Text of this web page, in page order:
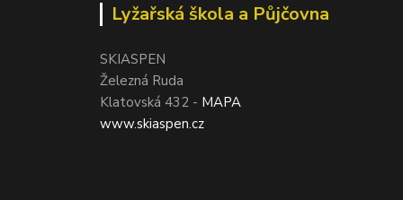
Lyžařská škola a Půjčovna
SKIASPEN
Železná Ruda
Klatovská 432 - MAPA
www.skiaspen.cz